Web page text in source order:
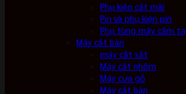
Phụ kiện cắt mài
Pin và phụ kiện pin
Phụ tùng máy cầm
Máy cắt bàn
máy cắt sắt
Máy cắt nhôm
Máy cưa gỗ
Máy cắt bàn